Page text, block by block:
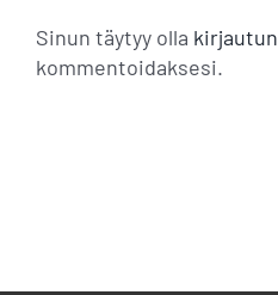
Sinun täytyy olla
kommentoidaksesi.